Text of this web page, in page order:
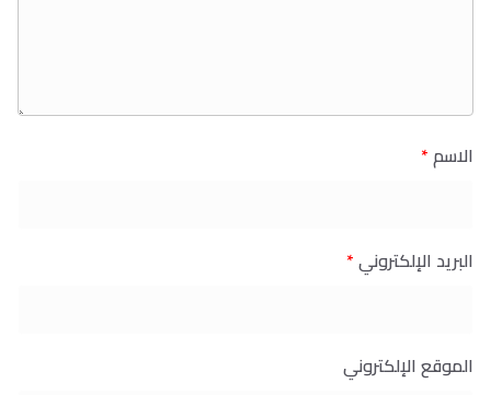
الاسم*
البريد الإلكتروني*
الموقع الإلكتروني